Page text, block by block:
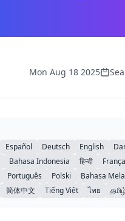
Mon Aug 18 2025
English
Deutsch
Español
हिन्दी
Bahasa Indonesia
Bahasa
Polski
Português
ไทย
Tiếng Việt
简体中文